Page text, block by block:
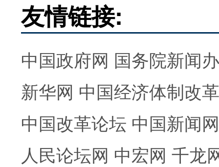
友情链接:
中国政府网 国务院新闻
新华网 中国经济体制改
中国改革论坛 中国新闻网
人民论坛网 中宏网 千龙